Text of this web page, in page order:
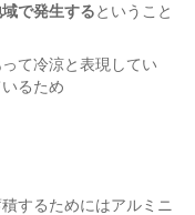
で発生するということ
て冷涼と表現してい
るため
するためにはアルミニ